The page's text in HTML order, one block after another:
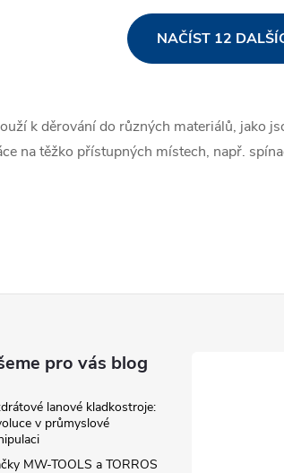
NAČÍST 12
k děrování do různých materiálů, jako
na těžko přístupných místech, např.
pro vás blog
lanové kladkostroje:
v průmyslové
MW-TOOLS a TORROS